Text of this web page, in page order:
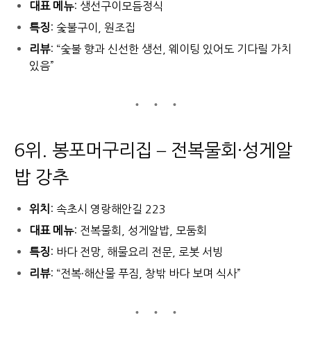
대표 메뉴: 생선구이모듬정식
특징: 숯불구이, 원조집
리뷰: “숯불 향과 신선한 생선, 웨이팅 있어도 기다릴 가치
있음”
6위. 봉포머구리집 – 전복물회·성게알
밥 강추
위치 : 속초시 영랑해안길 223
대표 메뉴: 전복물회, 성게알밥, 모둠회
특징: 바다 전망, 해물요리 전문, 로봇 서빙
리뷰: “전복·해산물 푸짐, 창밖 바다 보며 식사”